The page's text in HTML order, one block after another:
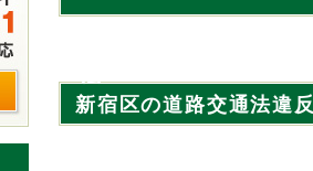
新宿区の道路交通法違